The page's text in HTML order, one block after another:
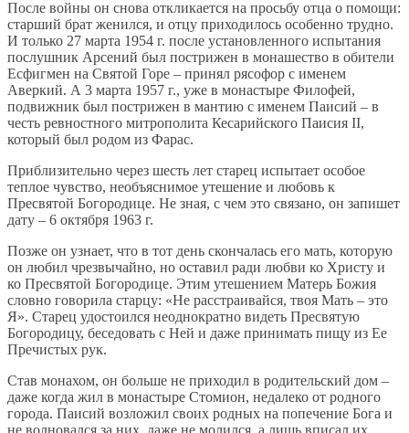
После войны он снова откликается на просьбу отца о помощи:
старший брат женился, и отцу приходилось особенно трудно.
И только 27 марта 1954 г. после установленного испытания
послушник Арсений был пострижен в монашество в обители
Есфигмен на Святой Горе – принял рясофор с именем
Аверкий. А 3 марта 1957 г., уже в монастыре Филофей,
подвижник был пострижен в мантию с именем Паисий – в
честь ревностного митрополита Кесарийского Паисия II,
который был родом из Фарас.
Приблизительно через шесть лет старец испытает особое
теплое чувство, необъяснимое утешение и любовь к
Пресвятой Богородице. Не зная, с чем это связано, он запишет
дату – 6 октября 1963 г.
Позже он узнает, что в тот день скончалась его мать, которую
он любил чрезвычайно, но оставил ради любви ко Христу и
ко Пресвятой Богородице. Этим утешением Матерь Божия
словно говорила старцу: «Не расстраивайся, твоя Мать – это
Я». Старец удостоился неоднократно видеть Пресвятую
Богородицу, беседовать с Ней и даже принимать пищу из Ее
Пречистых рук.
Став монахом, он больше не приходил в родительский дом –
даже когда жил в монастыре Стомион, недалеко от родного
города. Паисий возложил своих родных на попечение Бога и